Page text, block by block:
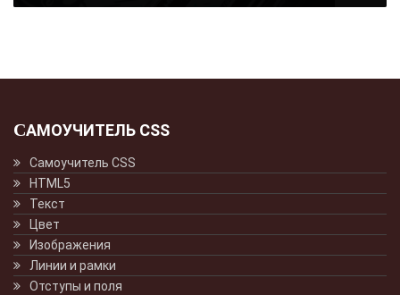
САМОУЧИТЕЛЬ CSS
Самоучитель CSS
HTML5
Текст
Цвет
Изображения
Линии и рамки
Отступы и поля